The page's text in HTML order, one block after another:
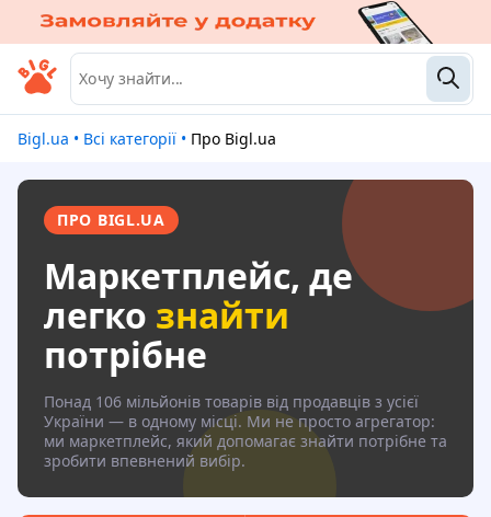
Bigl.ua • Всі категорії • Про Bigl.ua
ПРО BIGL.UA
Маркетплейс, де
легко знайти
потрібне
Понад 106 мільйонів товарів від продавців з усієї
України — в одному місці. Ми не просто агрегатор:
ми маркетплейс, який допомагає знайти потрібне та
зробити впевнений вибір.